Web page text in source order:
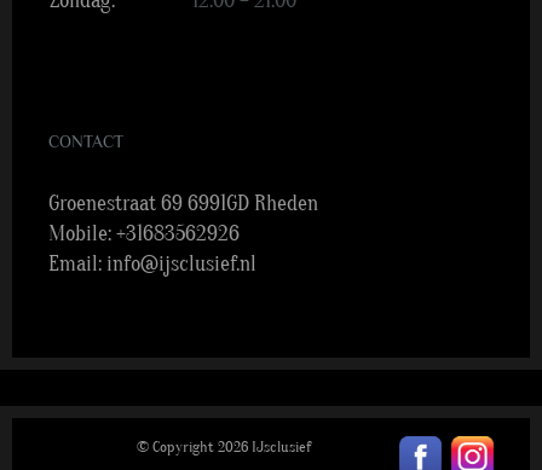
CONTACT
Groenestraat 69 6991GD Rheden
Mobile:+31683562926
Email: info@ijsclusief.nl
© Copyright 2026 IJsclusief